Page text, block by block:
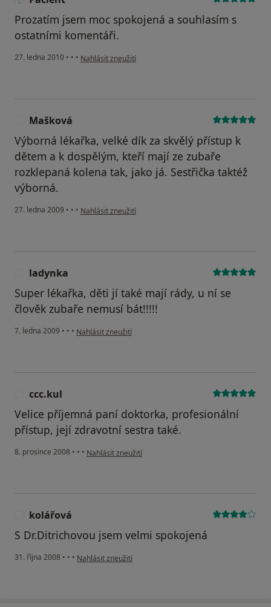
Prozatím jsem moc spokojená a souhlasím s
ostatními komentáři.
27. ledna 2010 • • • podle názoru uživatele Pacient
Nahlásit zneužití
Mašková
Výborná lékařka, velké dík za skvělý přístup k
dětem a k dospělým, kteří mají ze zubaře
rozklepaná kolena tak, jako já. Sestřička taktéž
výborná.
27. ledna 2009 • • • podle názoru uživatele Mašková
Nahlásit zneužití
ladynka
Super lékařka, děti jí také mají rády, u ní se
člověk zubaře nemusí bát!!!!!
7. ledna 2009 • • • podle názoru uživatele ladynka
Nahlásit zneužití
ccc.kul
Velice příjemná paní doktorka, profesionální
přístup, její zdravotní sestra také.
8. prosince 2008 • • • podle názoru uživatele ccc.kul
Nahlásit zneužití
kolářová
S Dr.Ditrichovou jsem velmi spokojená
31. října 2008 • • • podle názoru uživatele kolářová
Nahlásit zneužití